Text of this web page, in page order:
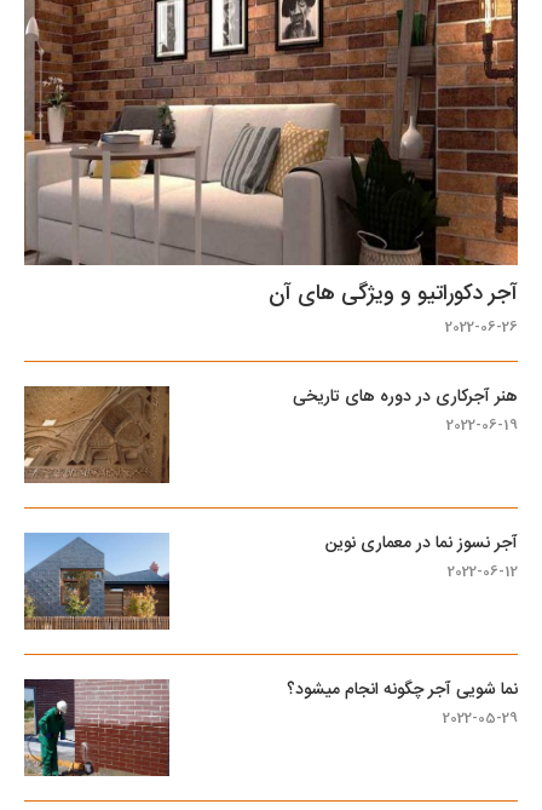
آجر دکوراتیو و ویژگی های آن
2022-06-26
هنر آجرکاری در دوره های تاریخی
2022-06-19
آجر نسوز نما در معماری نوین
2022-06-12
نما شویی آجر چگونه انجام میشود؟
2022-05-29